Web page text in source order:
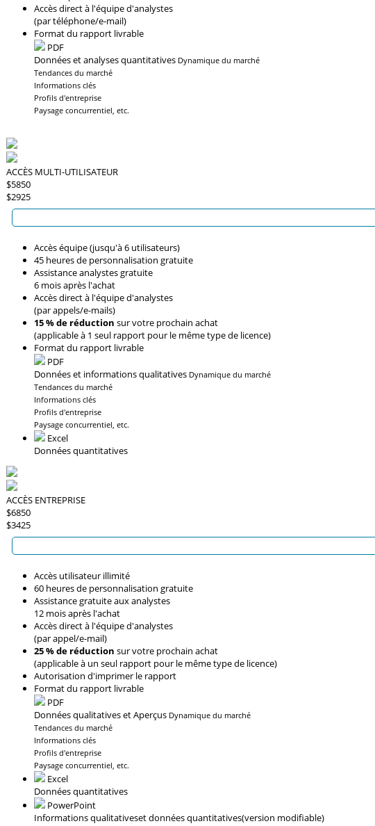
Accès direct à l'équipe d'analystes
(par téléphone/e-mail)
Format du rapport livrable
PDF
Données et analyses quantitatives Dynamique du marché
Tendances du marché
Informations clés
Profils d'entreprise
Paysage concurrentiel, etc.
ACCÈS MULTI-UTILISATEUR
$5850
$2925
Accès équipe (jusqu'à 6 utilisateurs)
45 heures de personnalisation gratuite
Assistance analystes gratuite
6 mois après l'achat
Accès direct à l'équipe d'analystes
(par appels/e-mails)
15 % de réduction sur votre prochain achat
(applicable à 1 seul rapport pour le même type de licence)
Format du rapport livrable
PDF
Données et informations qualitatives Dynamique du marché
Tendances du marché
Informations clés
Profils d'entreprise
Paysage concurrentiel, etc.
Excel
Données quantitatives
ACCÈS ENTREPRISE
$6850
$3425
Accès utilisateur illimité
60 heures de personnalisation gratuite
Assistance gratuite aux analystes
12 mois après l'achat
Accès direct à l'équipe d'analystes
(par appel/e-mail)
25 % de réduction sur votre prochain achat
(applicable à un seul rapport pour le même type de licence)
Autorisation d'imprimer le rapport
Format du rapport livrable
PDF
Données qualitatives et Aperçus Dynamique du marché
Tendances du marché
Informations clés
Profils d'entreprise
Paysage concurrentiel, etc.
Excel
Données quantitatives
PowerPoint
Informations qualitativeset données quantitatives(version modifiable)